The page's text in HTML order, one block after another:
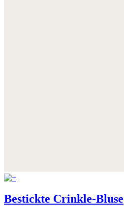
Bestickte Crinkle-Bluse